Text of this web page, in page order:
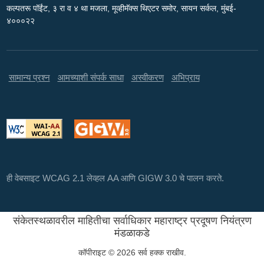
कल्पतरू पॉईंट, ३ रा व ४ था मजला, मूव्हीमॅक्स थिएटर समोर, सायन सर्कल, मुंबई-
४०००२२
सामान्य प्रश्न आमच्याशी संपर्क साधा अस्वीकरण अभिप्राय
ही वेबसाइट WCAG 2.1 लेव्हल AA आणि GIGW 3.0 चे पालन करते.
संकेतस्थळावरील माहितीचा सर्वाधिकार महाराष्ट्र प्रदूषण नियंत्रण
मंडळाकडे
कॉपीराइट © 2026 सर्व हक्क राखीव.